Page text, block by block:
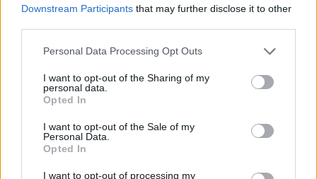
Downstream Participants that may further disclose it to other
Please note that this website/app uses one or more Google
not limited to your visit or usage behaviour. You may click to
grant or deny consent to Google and its third-party tags to
use your data for below specified purposes in below Google
consent section.
Personal Data Processing Opt Outs
I want to opt-out of the Sharing of my
personal data.
Opted In
I want to opt-out of the Sale of my
Personal Data.
Opted In
I want to opt-out of processing my
BKK
Látványos építési szakasz indult be a Flórián téri
felüljárón